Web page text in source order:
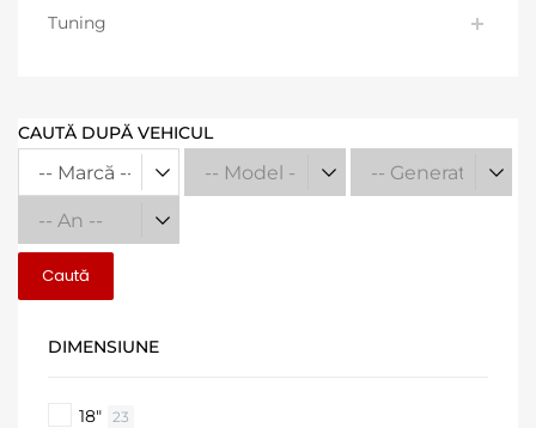
Tuning
CAUTĂ DUPĂ VEHICUL
Caută
DIMENSIUNE
18" 23